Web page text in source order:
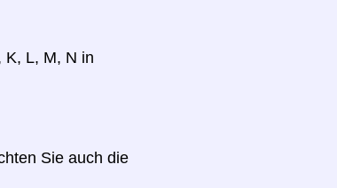
K, L, M, N in
Sie auch die